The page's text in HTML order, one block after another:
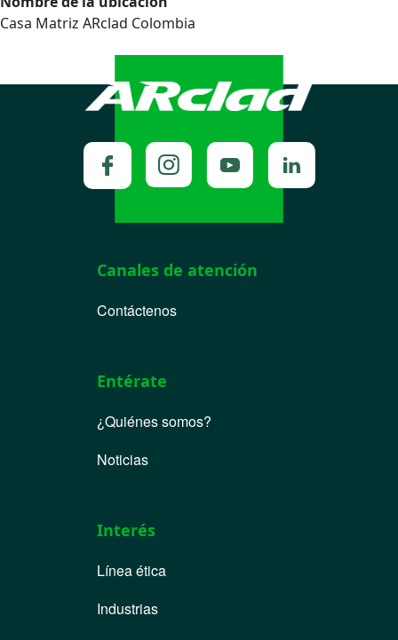
Casa Matriz ARclad Colombia
Canales de atención
Contáctenos
Entérate
¿Quiénes somos?
Noticias
Interés
Línea ética
Industrias